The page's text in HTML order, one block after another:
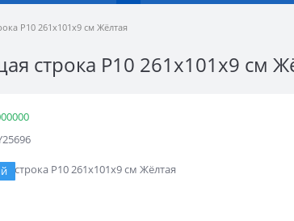
Р10 261x101x9 см Жёлтая
строка Р10 261x101x9 см